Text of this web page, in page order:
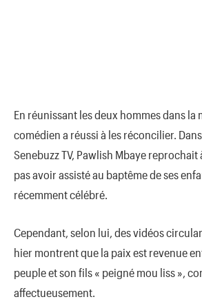
En réunissant les deux hommes dans la
comédien a réussi à les réconcilier.
Senebuzz TV, Pawlish Mbaye reprochait
pas avoir assisté au baptême de ses
récemment célébré.
Cependant, selon lui, des vidéos
hier montrent que la paix est revenue
peuple et son fils « peigné mou liss »,
affectueusement.